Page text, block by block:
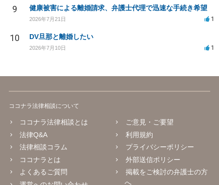
9 健康被害による離婚請求、弁護士代理で迅速な手続き希望
2026年7月21日 1
10 DV旦那と離婚したい
2026年7月10日 1
ココナラ法律相談について
ココナラ法律相談とは
法律Q&A
法律相談コラム
ココナラとは
よくあるご質問
ご意見・ご要望
利用規約
プライバシーポリシー
外部送信ポリシー
掲載をご検討の弁護士の方
へ